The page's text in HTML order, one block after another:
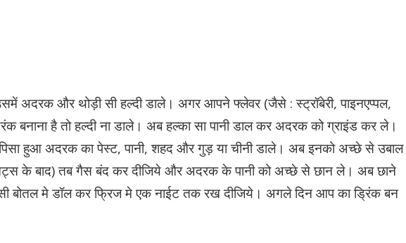
अदरक और थोड़ी सी हल्दी डाले। अगर आपने फ्लेवर (जैसे : स्ट्रॉबेरी, पाइनएप्पल,
बनाना है तो हल्दी ना डाले। अब हल्का सा पानी डाल कर अदरक को ग्राइंड कर ले।
हुआ अदरक का पेस्ट, पानी, शहद और गुड़ या चीनी डाले। अब इनको अच्छे से उबाल
के बाद) तब गैस बंद कर दीजिये और अदरक के पानी को अच्छे से छान ले। अब छाने
बोतल मे डॉल कर फ्रिज मे एक नाईट तक रख दीजिये। अगले दिन आप का ड्रिंक बन